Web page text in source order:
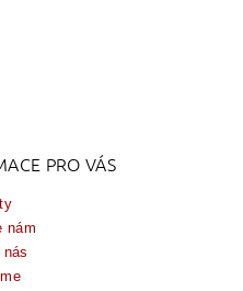
PRO VÁS
nám
nás